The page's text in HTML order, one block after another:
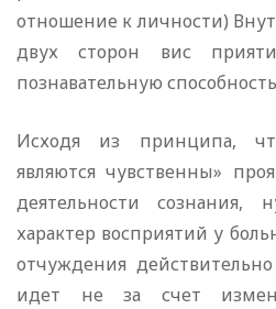
отношение к личности)
двух сторон вис
познавательную
Исходя из принципа,
являются чувственны»
деятельности сознания,
характер восприятий у
отчуждения
идет не за счет